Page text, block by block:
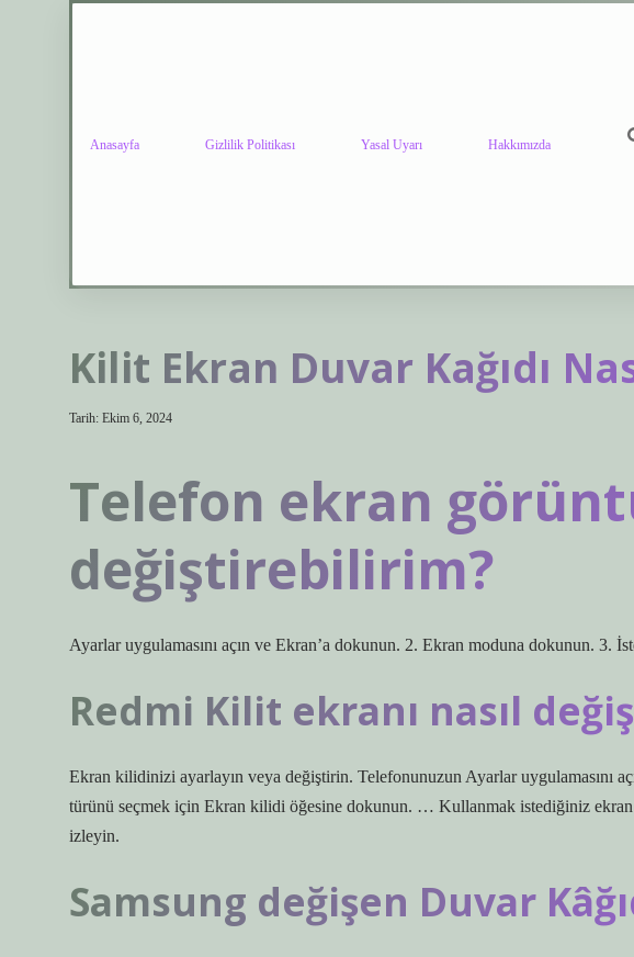
Anasayfa Gizlilik Politikası Yasal Uyarı Hakkımızda
Kilit Ekran Duvar Kağıdı
Tarih: Ekim 6, 2024
Telefon ekran
değiştirebilirim?
Ayarlar uygulamasını açın ve Ekran’a dokunun. 2. Ekran moduna dokunun. 3.
Redmi Kilit ekranı nasıl
Ekran kilidinizi ayarlayın veya değiştirin. Telefonunuzun Ayarlar uygulamasını
türünü seçmek için Ekran kilidi öğesine dokunun. … Kullanmak istediğiniz
izleyin.
Samsung değişen Duvar